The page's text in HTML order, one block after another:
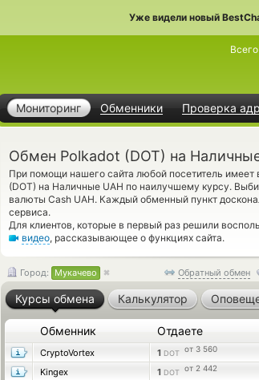
Уже видели новый
Мониторинг Обменники Проверка
Обмен Polkadot (DOT) на
При помощи нашего сайта любой посетитель
(DOT) на Наличные UAH по наилучшему курсу.
валюты Cash UAH. Каждый обменный пункт
сервиса.
Для клиентов, которые в первый раз решили
видео, рассказывающее о функциях сайта.
Обратный обмен
Город: Мукачево
Курсы обмена Калькулятор
Обменник Отдаете
CryptoVortex 1 DOT от 3 560
Kingex
1 DOT от 2 442